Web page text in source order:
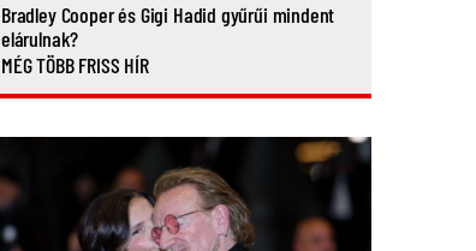
Bradley Cooper és Gigi Hadid gyűrűi mindent
elárulnak?
MÉG TÖBB FRISS HÍR